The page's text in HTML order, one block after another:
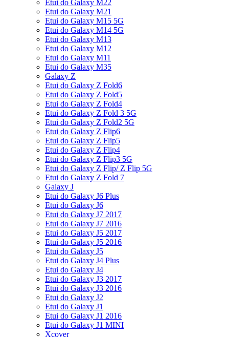
Etui do Galaxy M22
Etui do Galaxy M21
Etui do Galaxy M15 5G
Etui do Galaxy M14 5G
Etui do Galaxy M13
Etui do Galaxy M12
Etui do Galaxy M11
Etui do Galaxy M35
Galaxy Z
Etui do Galaxy Z Fold6
Etui do Galaxy Z Fold5
Etui do Galaxy Z Fold4
Etui do Galaxy Z Fold 3 5G
Etui do Galaxy Z Fold2 5G
Etui do Galaxy Z Flip6
Etui do Galaxy Z Flip5
Etui do Galaxy Z Flip4
Etui do Galaxy Z Flip3 5G
Etui do Galaxy Z Flip/ Z Flip 5G
Etui do Galaxy Z Fold 7
Galaxy J
Etui do Galaxy J6 Plus
Etui do Galaxy J6
Etui do Galaxy J7 2017
Etui do Galaxy J7 2016
Etui do Galaxy J5 2017
Etui do Galaxy J5 2016
Etui do Galaxy J5
Etui do Galaxy J4 Plus
Etui do Galaxy J4
Etui do Galaxy J3 2017
Etui do Galaxy J3 2016
Etui do Galaxy J2
Etui do Galaxy J1
Etui do Galaxy J1 2016
Etui do Galaxy J1 MINI
Xcover